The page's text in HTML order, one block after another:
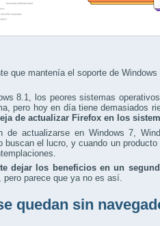
que mantenía el soporte de
8.1, los peores sistemas
pero hoy en día tiene demasiados
de actualizar Firefox en los
de actualizarse en Windows 7,
el lucro, y cuando un
dejar los beneficios en un
parece que ya no es así.
quedan sin